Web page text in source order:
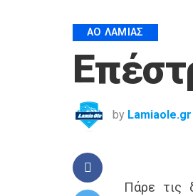
ΑΟ ΛΑΜΊΑΣ
by Lamiaole.gr
Πάρε τις